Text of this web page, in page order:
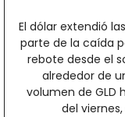
El dólar extendió
parte de la caída
rebote desde el
alrededor de
volumen de GLD
del